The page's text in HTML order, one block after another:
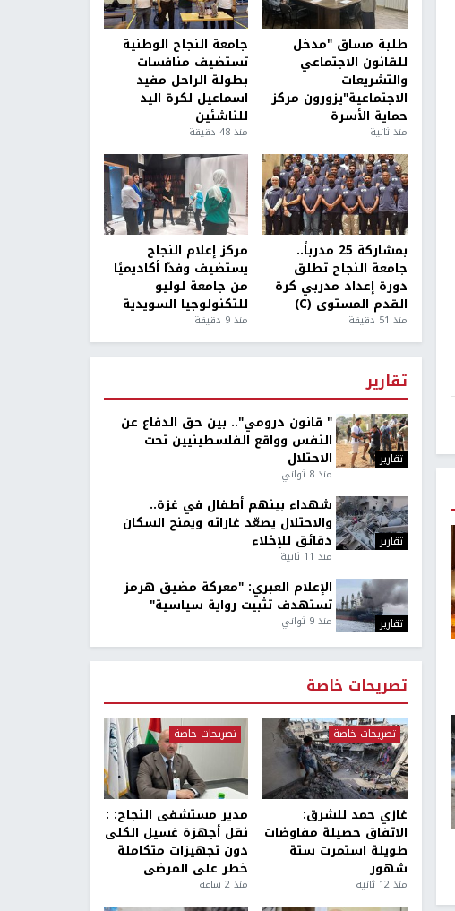
طلبة مساق "مدخل
للقانون الاجتماعي
والتشريعات
الاجتماعية"يزورون مركز
حماية الأسرة
منذ ثانية
جامعة النجاح الوطنية
تستضيف منافسات
بطولة الراحل مفيد
اسماعيل لكرة اليد
للناشئين
منذ 48 دقيقة
بمشاركة 25 مدرباً..
جامعة النجاح تطلق
دورة إعداد مدربي كرة
القدم المستوى (C)
منذ 51 دقيقة
مركز إعلام النجاح
يستضيف وفدًا أكاديميًا
من جامعة لوليو
للتكنولوجيا السويدية
منذ 9 دقيقة
تقارير
تقارير
" قانون درومي".. بين حق الدفاع عن
النفس وواقع الفلسطينيين تحت
الاحتلال
منذ 8 ثواني
تقارير
شهداء بينهم أطفال في غزة..
والاحتلال يصعّد غاراته ويمنح السكان
دقائق للإخلاء
منذ 11 ثانية
تقارير
الإعلام العبري: "معركة مضيق هرمز
تستهدف تثبيت رواية سياسية"
منذ 9 ثواني
تصريحات خاصة
تصريحات خاصة
غازي حمد للشرق:
الاتفاق حصيلة مفاوضات
طويلة استمرت ستة
شهور
منذ 12 ثانية
تصريحات خاصة
مدير مستشفى النجاح: :
نقل أجهزة غسيل الكلى
دون تجهيزات متكاملة
خطر على المرضى
منذ 2 ساعة